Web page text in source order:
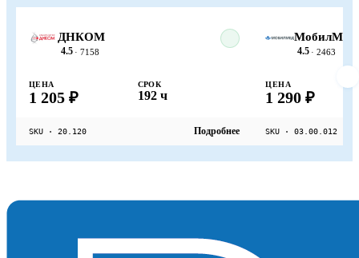
ДНКОМ
4.5 · 7158
ЦЕНА
1 205 ₽
СРОК
192 ч
SKU · 20.120 Подробнее
МобилМед
4.5 · 2463
ЦЕНА
1 290 ₽
SKU · 03.00.012